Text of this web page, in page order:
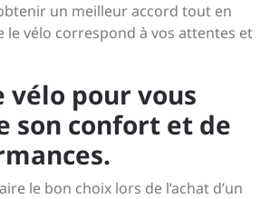
un meilleur accord tout en
le vélo correspond à vos attentes et
vélo pour vous
son confort et de
le bon choix lors de l’achat d’un